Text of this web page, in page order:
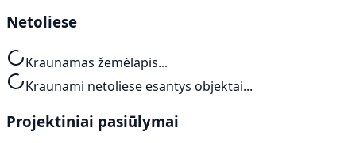
Netoliese
Kraunamas žemėlapis...
Kraunami netoliese esantys objektai...
Projektiniai pasiūlymai